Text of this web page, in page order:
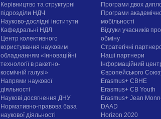
Керівництво та структурні
підрозділи НДЧ
Науково-дослідні інститути
Кафедральні НДЛ
Центр колективного
користування науковим
обладнанням «Інноваційні
технології в ракетно-
космічній галузі»
Напрями наукової
діяльності
Наукові досягнення ДНУ
Нормативно-правова база
наукової діяльності
Програми двох
Програми
мобільності
Відгуки учасників
обміну
Стратегічні
Наші партнери
Інформаційний
Європейського
Erasmus+ CBHE
Erasmus+ CB Youth
Erasmus+ Jean
DAAD
Horizon 2020